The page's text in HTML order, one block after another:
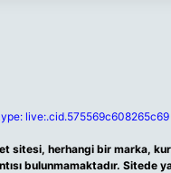
live:.cid.575569c608265c69
sitesi, herhangi bir marka,
bulunmamaktadır. Sitede